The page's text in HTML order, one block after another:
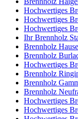
Hochwertiges
Hochwertiges
Hochwertiges
Ihr Brennholz
Brennholz
Brennholz
Hochwertiges
Brennholz
Brennholz
Brennholz
Hochwertiges
Hochwertiges